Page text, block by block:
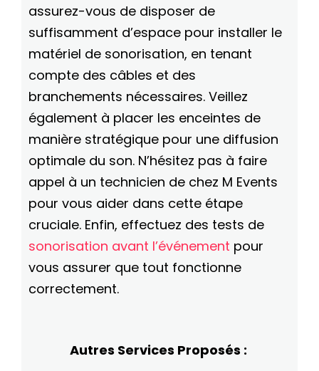
assurez-vous de disposer de
suffisamment d’espace pour installer le
matériel de sonorisation, en tenant
compte des câbles et des
branchements nécessaires. Veillez
également à placer les enceintes de
manière stratégique pour une diffusion
optimale du son. N’hésitez pas à faire
appel à un technicien de chez M Events
pour vous aider dans cette étape
cruciale. Enfin, effectuez des tests de
sonorisation avant l’événement pour
vous assurer que tout fonctionne
correctement.
Autres Services Proposés :